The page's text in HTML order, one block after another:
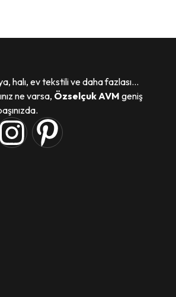
halı, ev tekstili ve daha fazlası...
ne varsa, Özselçuk AVM geniş